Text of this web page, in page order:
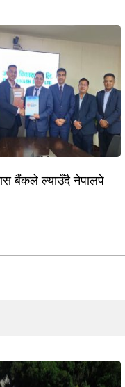
बैंकले ल्याउँदै नेपालपे